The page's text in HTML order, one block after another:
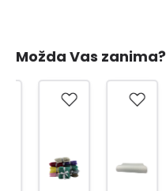
Možda Vas zanima?